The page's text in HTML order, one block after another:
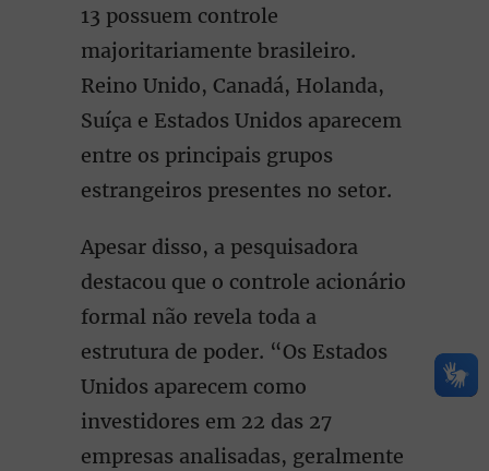
13 possuem controle
majoritariamente brasileiro.
Reino Unido, Canadá, Holanda,
Suíça e Estados Unidos aparecem
entre os principais grupos
estrangeiros presentes no setor.
Apesar disso, a pesquisadora
destacou que o controle acionário
formal não revela toda a
estrutura de poder. “Os Estados
Unidos aparecem como
investidores em 22 das 27
empresas analisadas, geralmente